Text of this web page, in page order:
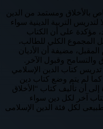
بالأخلاق ومستمد من الدين
التربية الدينية سواء
مؤكدة على أن الكتاب
المجموع الكلي للطالب،
المقبل، مضيفة أن الأديان
والتسامح وقبول الآخر.
تدريس كتاب الدين الإسلامي
لم يتم وضع كتاب دين
أن تأليف كتاب “الأخلاق
آخر لكل دين سواء
لكل فئة الدين الإسلامى